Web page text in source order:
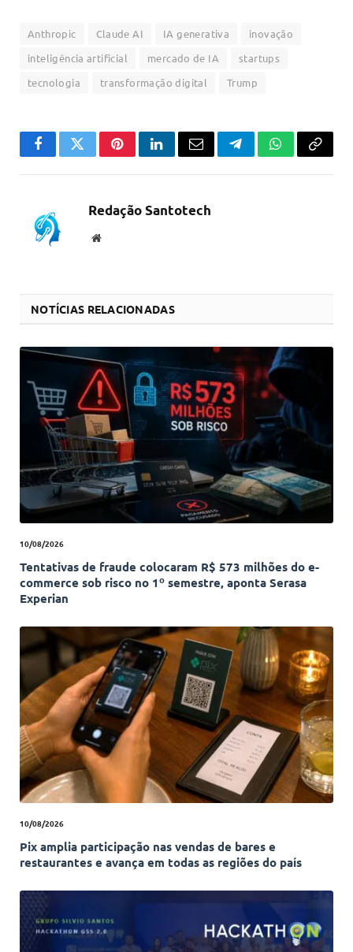
Anthropic Claude AI IA generativa
inovação
inteligência artificial
mercado de IA
startups
tecnologia
transformação digital Trump
FacebookTwitterPinterestLinkedInEmail TelegramWhatsApp
Copiar
Redação Santotech
Website
NOTÍCIAS RELACIONADAS
10/08/2026
Tentativas de fraude colocaram R$ 573 milhões do e-
commerce sob risco no 1º semestre, aponta Serasa
Experian
10/08/2026
Pix amplia participação nas vendas de bares e
restaurantes e avança em todas as regiões do país